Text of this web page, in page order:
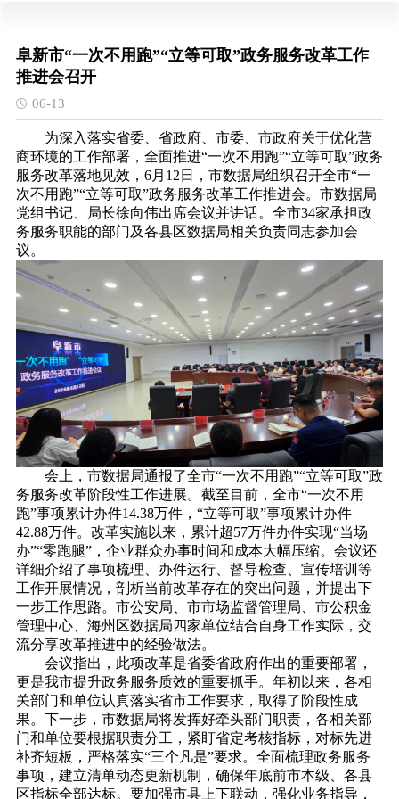
阜新市“一次不用跑”“立等可取”政务服务改革工作
推进会召开
06-13
为深入落实省委、省政府、市委、市政府关于优化营
商环境的工作部署，全面推进“一次不用跑”“立等可取”政务
服务改革落地见效，6月12日，市数据局组织召开全市“一
次不用跑”“立等可取”政务服务改革工作推进会。市数据局
党组书记、局长徐向伟出席会议并讲话。全市34家承担政
务服务职能的部门及各县区数据局相关负责同志参加会
议。
会上，市数据局通报了全市“一次不用跑”“立等可取”政
务服务改革阶段性工作进展。截至目前，全市“一次不用
跑”事项累计办件14.38万件，“立等可取”事项累计办件
42.88万件。改革实施以来，累计超57万件办件实现“当场
办”“零跑腿”，企业群众办事时间和成本大幅压缩。会议还
详细介绍了事项梳理、办件运行、督导检查、宣传培训等
工作开展情况，剖析当前改革存在的突出问题，并提出下
一步工作思路。市公安局、市市场监督管理局、市公积金
管理中心、海州区数据局四家单位结合自身工作实际，交
流分享改革推进中的经验做法。
会议指出，此项改革是省委省政府作出的重要部署，
更是我市提升政务服务质效的重要抓手。年初以来，各相
关部门和单位认真落实省市工作要求，取得了阶段性成
果。下一步，市数据局将发挥好牵头部门职责，各相关部
门和单位要根据职责分工，紧盯省定考核指标，对标先进
补齐短板，严格落实“三个凡是”要求。全面梳理政务服务
事项，建立清单动态更新机制，确保年底前市本级、各县
区指标全部达标。要加强市县上下联动，强化业务指导，